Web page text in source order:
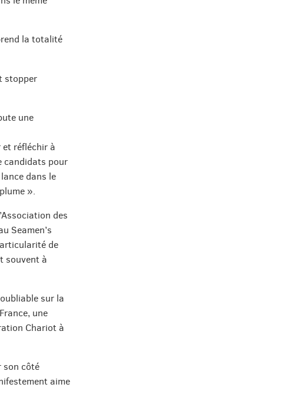
la totalité
stopper
une
et réfléchir à
candidats pour
dans le
».
des
Seamen’s
de
souvent à
sur la
une
Chariot à
son côté
aime